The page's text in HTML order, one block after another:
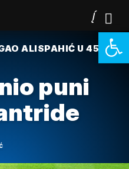
ALISPAHIĆ U 45.
puni